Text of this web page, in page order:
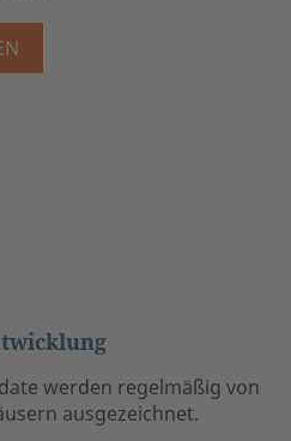
werden regelmäßig von
ausgezeichnet.